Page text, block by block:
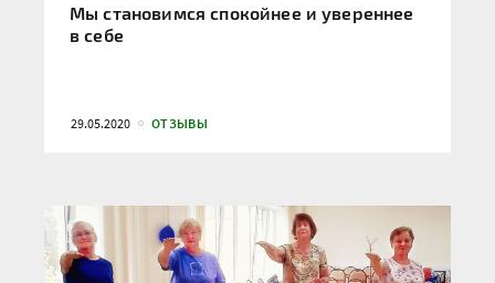
Мы становимся спокойнее и увереннее
в себе
29.05.2020 ОТЗЫВЫ